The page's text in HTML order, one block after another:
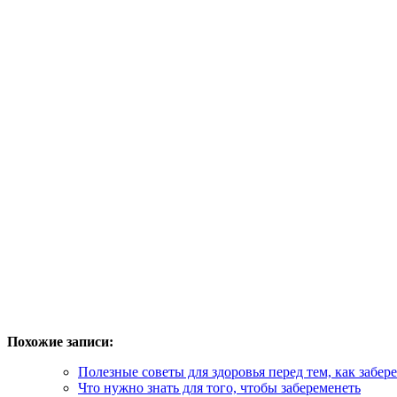
Похожие записи:
Полезные советы для здоровья перед тем, как
Что нужно знать для того, чтобы забеременеть